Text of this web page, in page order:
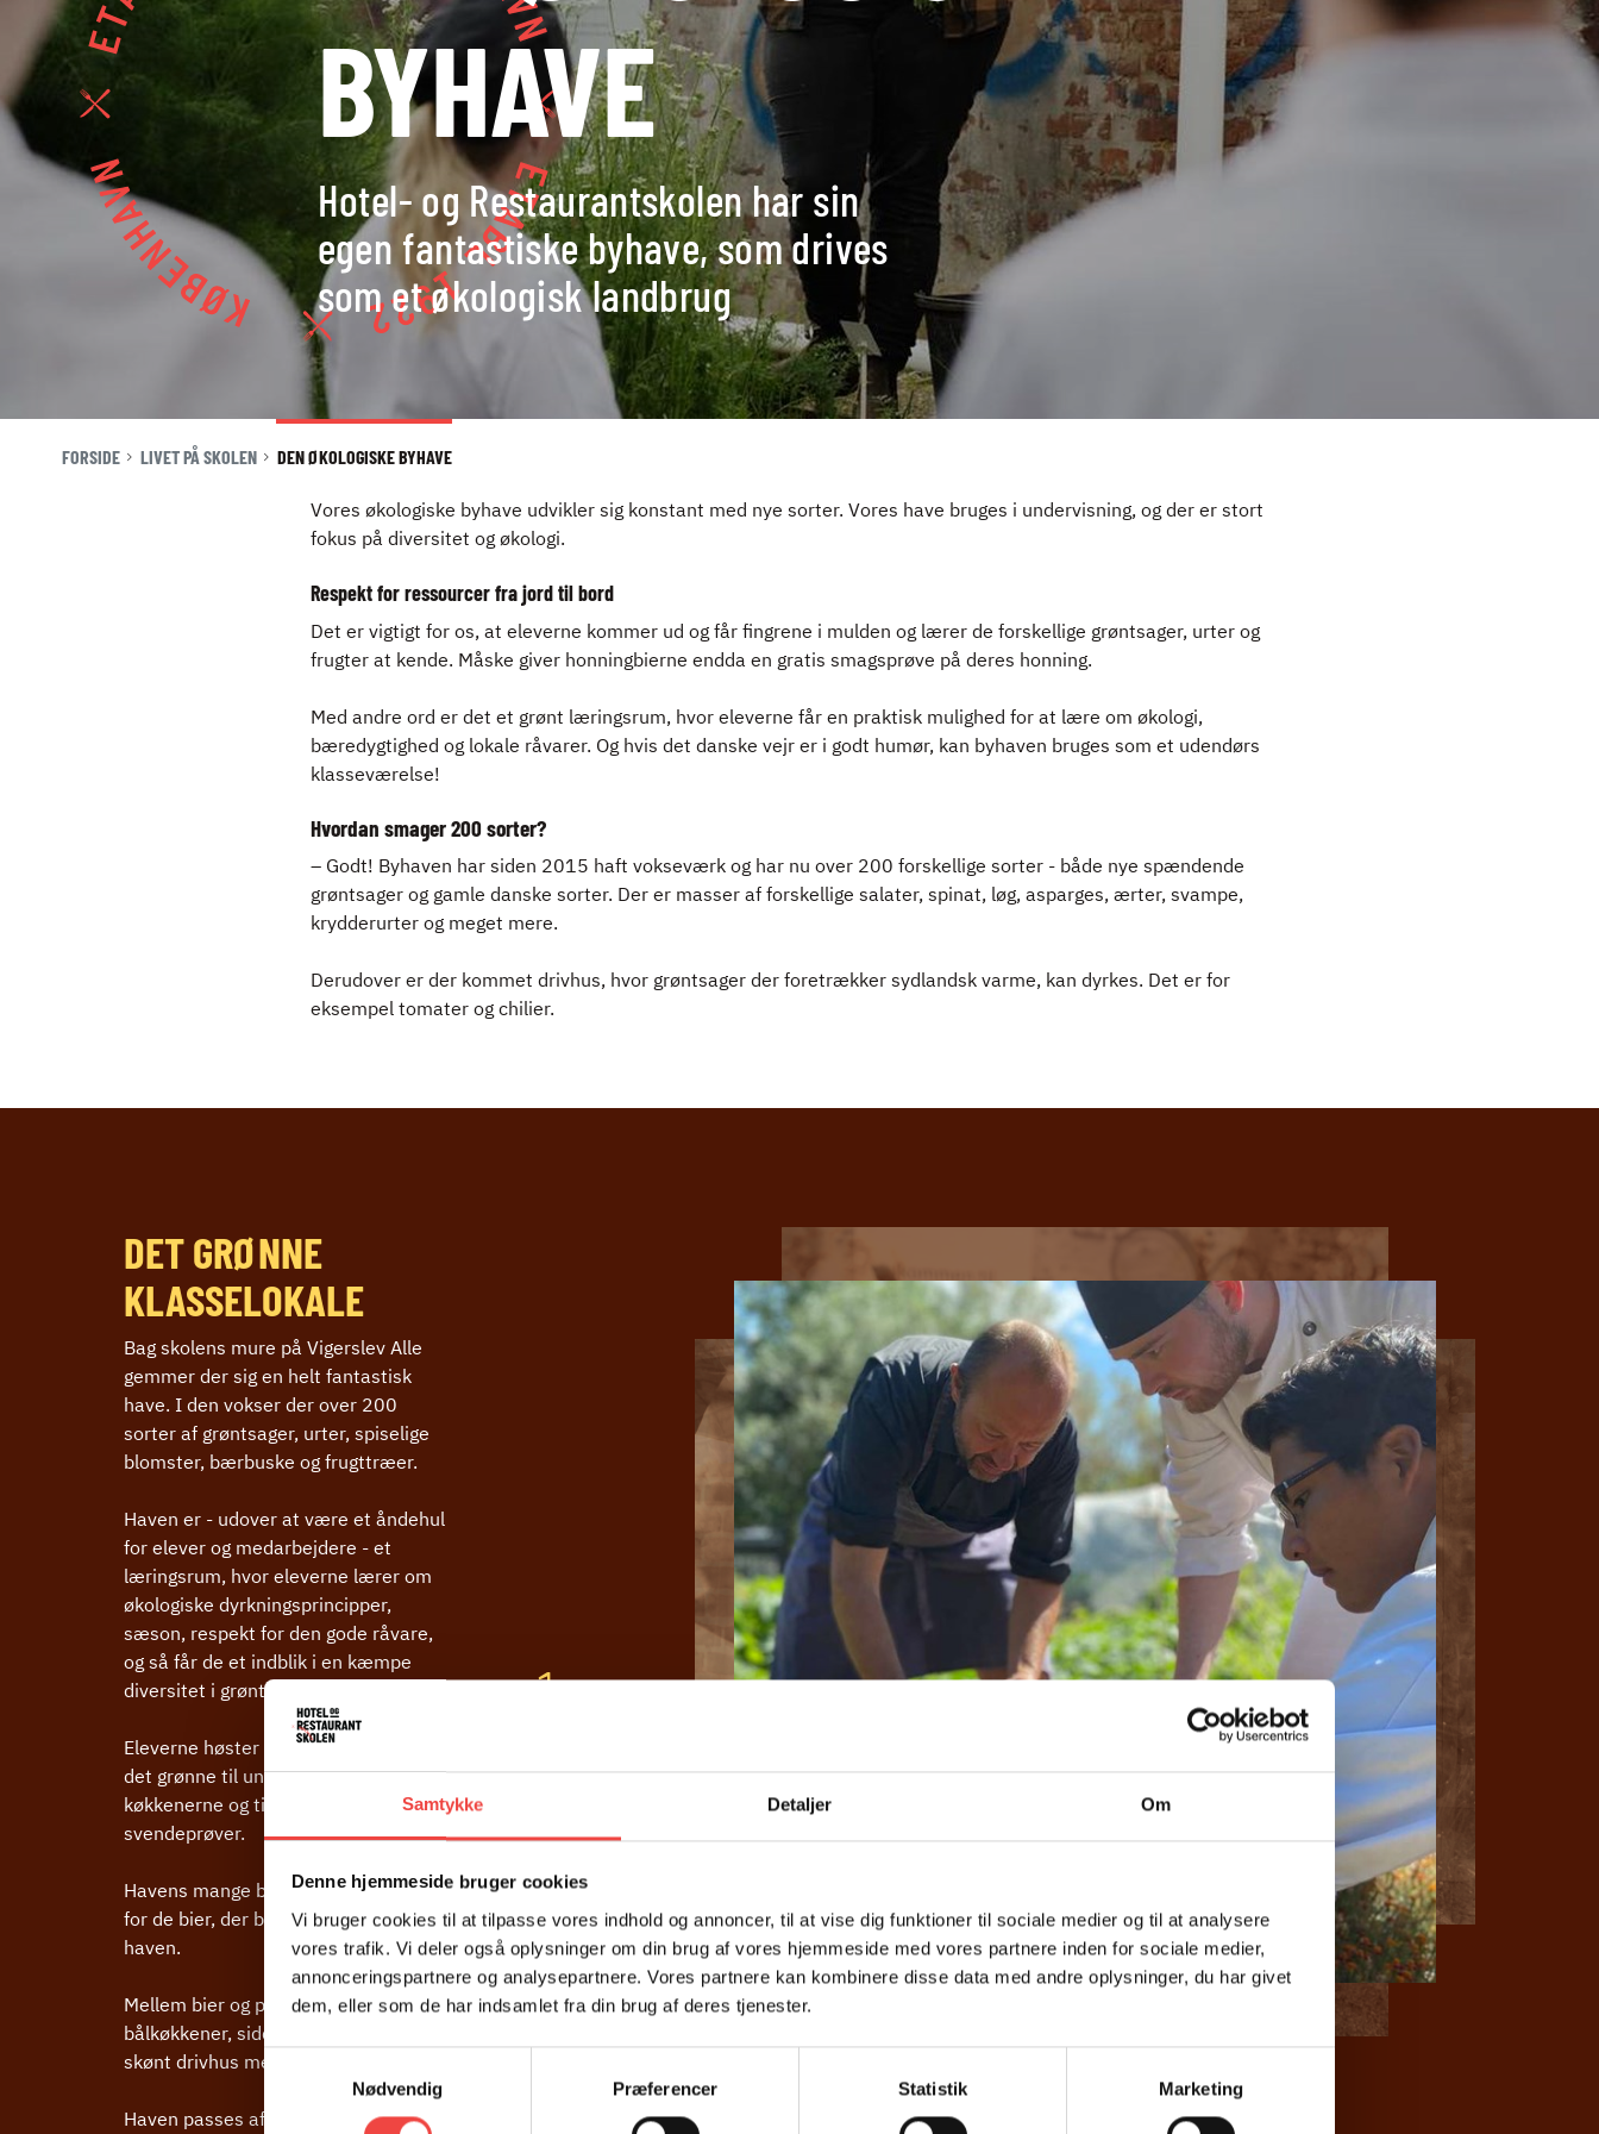
Samtykke Detaljer Om
Denne hjemmeside bruger cookies
Vi bruger cookies til at tilpasse vores indhold og annoncer, til at vise dig funktioner til sociale medier og til at analysere
vores trafik. Vi deler også oplysninger om din brug af vores hjemmeside med vores partnere inden for sociale medier,
annonceringspartnere og analysepartnere. Vores partnere kan kombinere disse data med andre oplysninger, du har givet
dem, eller som de har indsamlet fra din brug af deres tjenester.
Samtykkevalg
Nødvendig
Præferencer Statistik Marketing
RÅVARER OG
LEVERANDØRER
ELEVRÅD
KONTAKT
NYHEDER
JOBBØRS
FOR VIRKSOMHEDER
ELEVINTRA (LOGIN)
TIDLIGERE ELEV
ENGLISH
BYHAVE
Hotel- og Restaurantskolen har sin
egen fantastiske byhave, som drives
som et økologisk landbrug
FORSIDE LIVET PÅ SKOLEN DEN ØKOLOGISKE BYHAVE
Vores økologiske byhave udvikler sig konstant med nye sorter. Vores have bruges i undervisning, og der er stort
fokus på diversitet og økologi.
Respekt for ressourcer fra jord til bord
Det er vigtigt for os, at eleverne kommer ud og får fingrene i mulden og lærer de forskellige grøntsager, urter og
frugter at kende. Måske giver honningbierne endda en gratis smagsprøve på deres honning.
Med andre ord er det et grønt læringsrum, hvor eleverne får en praktisk mulighed for at lære om økologi,
bæredygtighed og lokale råvarer. Og hvis det danske vejr er i godt humør, kan byhaven bruges som et udendørs
klasseværelse!
Hvordan smager 200 sorter?
– Godt! Byhaven har siden 2015 haft vokseværk og har nu over 200 forskellige sorter - både nye spændende
grøntsager og gamle danske sorter. Der er masser af forskellige salater, spinat, løg, asparges, ærter, svampe,
krydderurter og meget mere.
Derudover er der kommet drivhus, hvor grøntsager der foretrækker sydlandsk varme, kan dyrkes. Det er for
eksempel tomater og chilier.
DET GRØNNE
KLASSELOKALE
Bag skolens mure på Vigerslev Alle
gemmer der sig en helt fantastisk
have. I den vokser der over 200
sorter af grøntsager, urter, spiselige
blomster, bærbuske og frugttræer.
Haven er - udover at være et åndehul
for elever og medarbejdere - et
læringsrum, hvor eleverne lærer om
økologiske dyrkningsprincipper,
sæson, respekt for den gode råvare,
og så får de et indblik i en kæmpe
diversitet i grøntsager.
Eleverne høster det meste af året fra
det grønne til undervisningen i
køkkenerne og til deres
svendeprøver.
Havens mange blomster er næring
for de bier, der bor i et hjørne af
haven.
Mellem bier og planter er der
bålkøkkener, siddefaciliteter og et
skønt drivhus med tomater.
Haven passes af vores gartner Liv,
1